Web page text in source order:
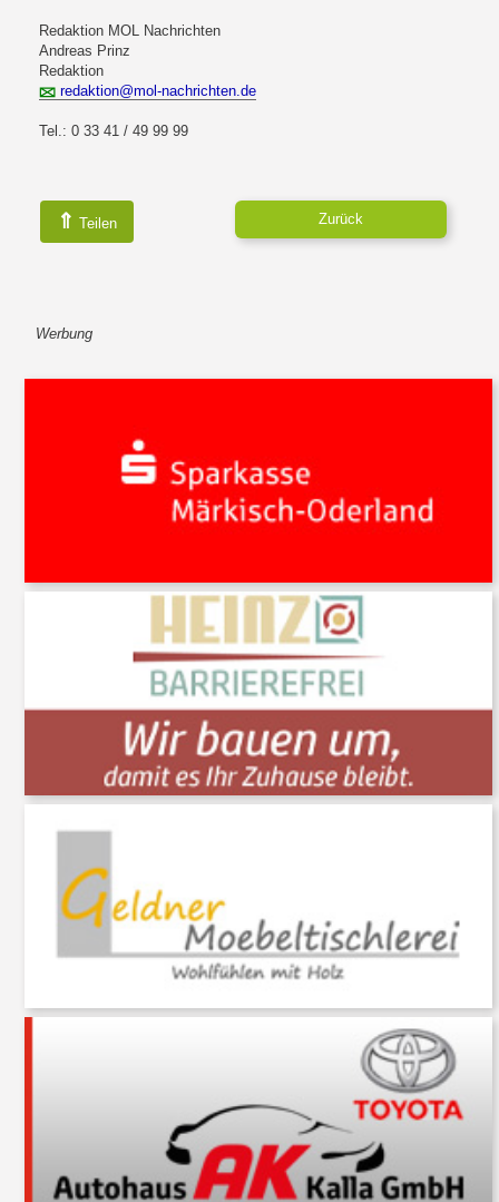
Redaktion MOL Nachrichten
Andreas Prinz
Redaktion
redaktion@mol-nachrichten.de
Tel.: 0 33 41 / 49 99 99
⇑ Teilen Zurück
Werbung